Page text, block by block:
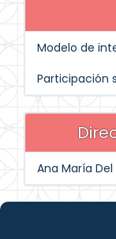
Modelo de
Participación
Ana María